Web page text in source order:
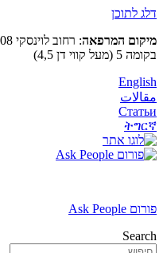
דלג לתוכן
מיקום המרפאה
בקומה 5 (מעל קווי דן 4,5)
English
مقالات
Статьи
ትግርኛ
פורום Ask People
Search